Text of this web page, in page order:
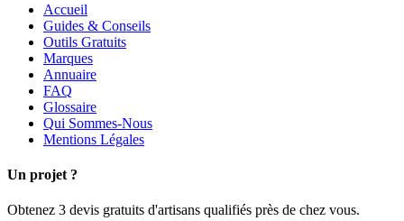
Accueil
Guides & Conseils
Outils Gratuits
Marques
Annuaire
FAQ
Glossaire
Qui Sommes-Nous
Mentions Légales
Un projet ?
Obtenez 3 devis gratuits d'artisans qualifiés près de chez vous.